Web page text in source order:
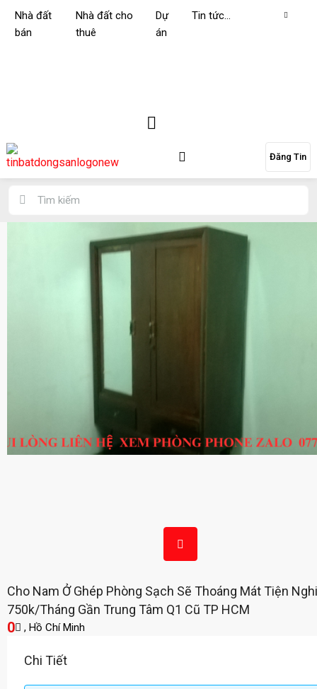
Nhà đất
bán
Nhà đất cho
thuê
Dự
án
Tin tức…
Đăng Tin
Cho Nam Ở Ghép Phòng Sạch Sẽ Thoáng Mát Tiện Nghi
750k/tháng Gần Trung Tâm Q1 Cũ TP HCM
0 , Hồ Chí Minh
Chi Tiết